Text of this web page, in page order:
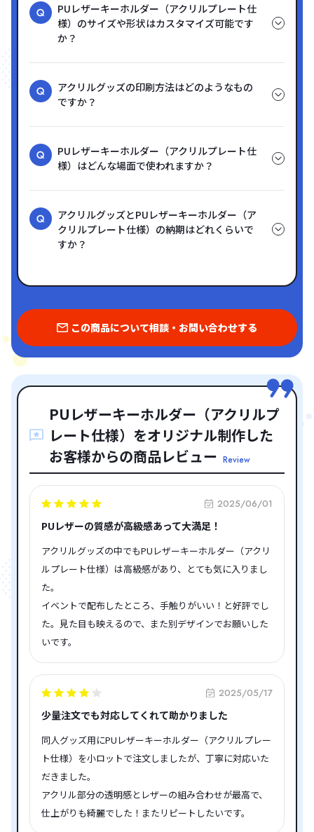
PUレザーキーホルダー（アクリルプレート仕
様）のサイズや形状はカスタマイズ可能です
か？
アクリルグッズの印刷方法はどのようなもの
ですか？
PUレザーキーホルダー（アクリルプレート仕
様）はどんな場面で使われますか？
アクリルグッズとPUレザーキーホルダー（ア
クリルプレート仕様）の納期はどれくらいで
すか？
この商品について相談・お問い合わせする
PUレザーキーホルダー（アクリルプ
レート仕様）をオリジナル制作した
お客様からの商品レビュー Review
2025/06/01
PUレザーの質感が高級感あって大満足！
アクリルグッズの中でもPUレザーキーホルダー（アクリ
ルプレート仕様）は高級感があり、とても気に入りまし
た。
イベントで配布したところ、手触りがいい！と好評でし
た。見た目も映えるので、また別デザインでお願いした
いです。
2025/05/17
少量注文でも対応してくれて助かりました
同人グッズ用にPUレザーキーホルダー（アクリルプレー
ト仕様）を小ロットで注文しましたが、丁寧に対応いた
だきました。
アクリル部分の透明感とレザーの組み合わせが最高で、
仕上がりも綺麗でした！またリピートしたいです。